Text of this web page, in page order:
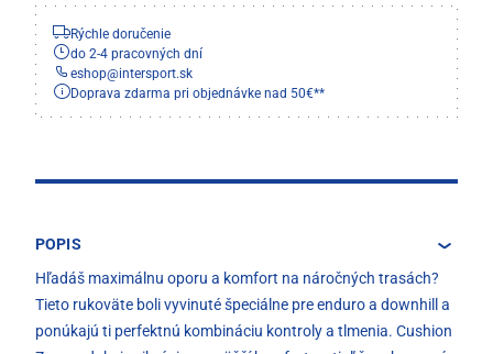
Rýchle doručenie
do 2-4 pracovných dní
eshop@intersport.sk
Doprava zdarma pri objednávke nad 50€**
POPIS
Hľadáš maximálnu oporu a komfort na náročných trasách?
Tieto rukoväte boli vyvinuté špeciálne pre enduro a downhill a
ponúkajú ti perfektnú kombináciu kontroly a tlmenia. Cushion